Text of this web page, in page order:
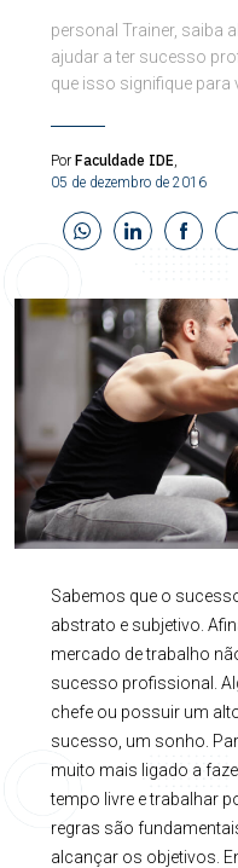
personal Trainer, saiba
ajudar a ter sucesso
que isso signifique para
Por Faculdade IDE,
05 de dezembro de 2016
Sabemos que o
abstrato e subjetivo.
mercado de trabalho
sucesso profissional.
chefe ou possuir um
sucesso, um sonho.
muito mais ligado a
tempo livre e trabalhar
regras são
alcançar os objetivos.